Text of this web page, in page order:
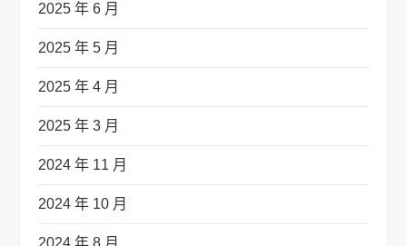
2025 年 6 月
2025 年 5 月
2025 年 4 月
2025 年 3 月
2024 年 11 月
2024 年 10 月
2024 年 8 月